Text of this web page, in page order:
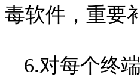
毒软件，重要
6.对每个终